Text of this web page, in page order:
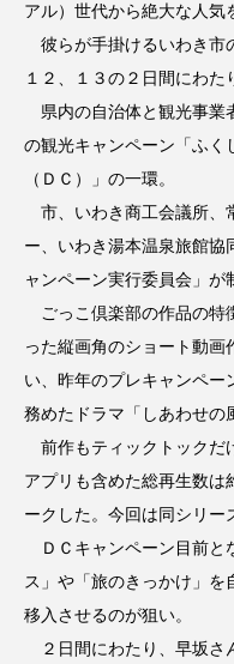
アル）世代から絶大な人気
彼らが手掛けるいわき市
１２、１３の２日間にわた
県内の自治体と観光事業
の観光キャンペーン「ふく
（ＤＣ）」の一環。
市、いわき商工会議所、
ー、いわき湯本温泉旅館協
ャンペーン実行委員会」が
ごっこ倶楽部の作品の特
った縦画角のショート動画
い、昨年のプレキャンペー
務めたドラマ「しあわせの
前作もティックトックだ
アプリも含めた総再生数は
ークした。今回は同シリー
ＤＣキャンペーン目前と
ス」や「旅のきっかけ」を
移入させるのが狙い。
２日間にわたり、早坂さ